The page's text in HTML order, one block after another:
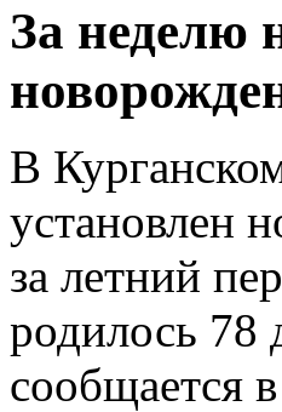
За неделю
В
установлен
за летний
родилось 78
сообщается